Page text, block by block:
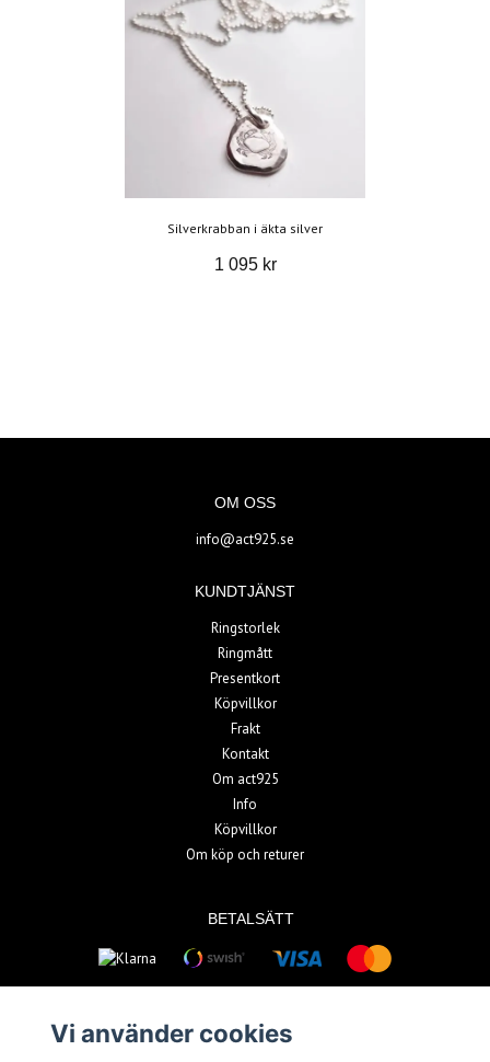
Silverkrabban i äkta silver
1 095 kr
OM OSS
info@act925.se
KUNDTJÄNST
Ringstorlek
Ringmått
Presentkort
Köpvillkor
Frakt
Kontakt
Om act925
Info
Köpvillkor
Om köp och returer
BETALSÄTT
Vi använder cookies